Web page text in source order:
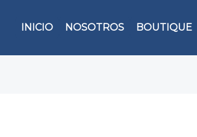
INICIO NOSOTROS BOUTIQUE